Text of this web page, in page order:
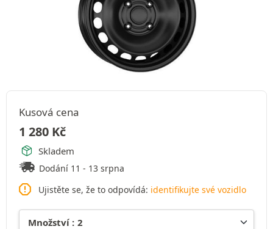
Kusová cena
1 280 Kč
Skladem
Dodání 11 - 13 srpna
Ujistěte se, že to odpovídá: identifikujte své vozidlo